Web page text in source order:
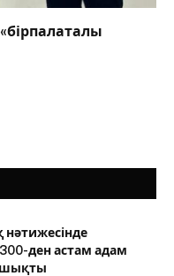
ден астам адам
шықты